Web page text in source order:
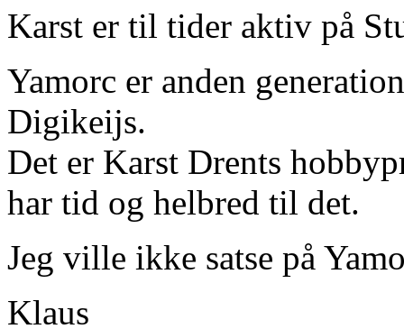
Karst er til tider aktiv på
Yamorc er anden
Digikeijs.
Det er Karst Drents
har tid og helbred til det.
Jeg ville ikke satse på
Klaus